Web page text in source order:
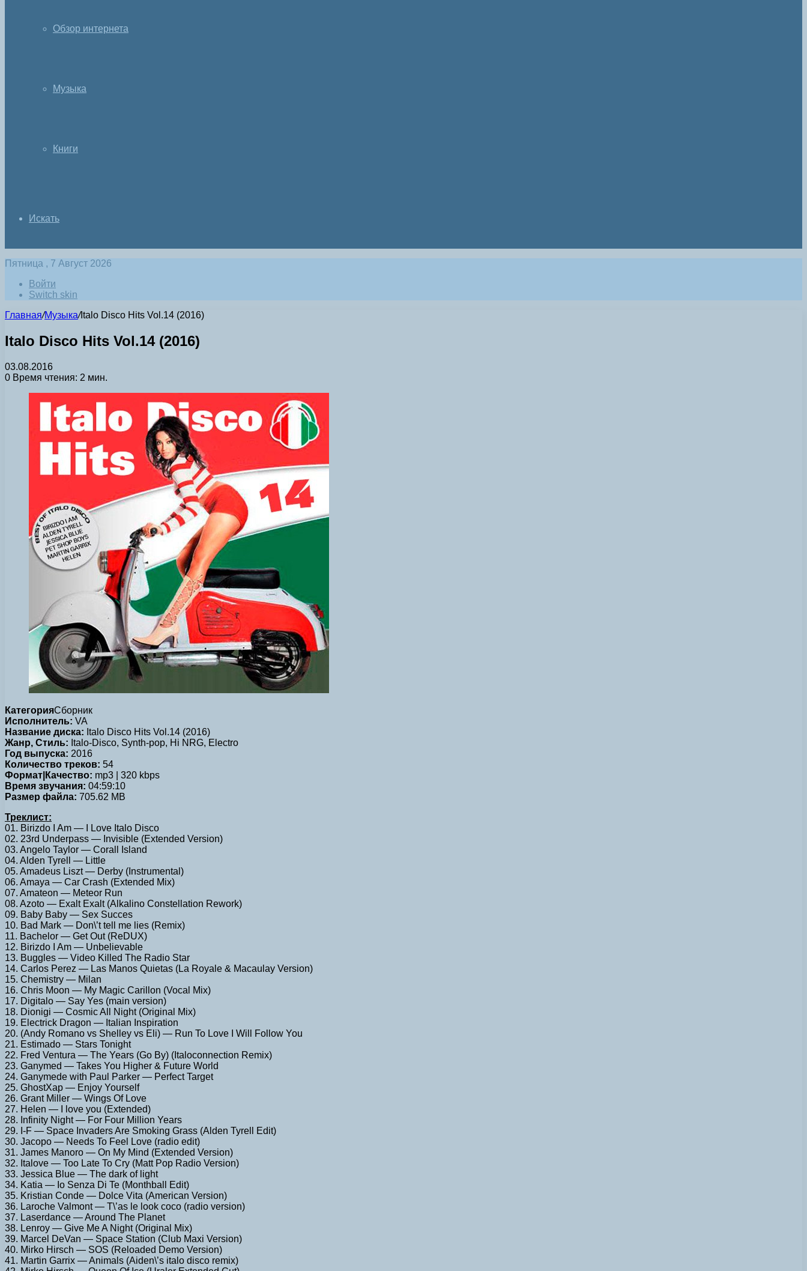
Обзор интернета
Музыка
Книги
Искать
Пятница , 7 Август 2026
Войти
Switch skin
Главная/Музыка/Italo Disco Hits Vol.14 (2016)
Italo Disco Hits Vol.14 (2016)
03.08.2016
0 Время чтения: 2 мин.
КатегорияСборник
Исполнитель: VA
Название диска: Italo Disco Hits Vol.14 (2016)
Жанр, Стиль: Italo-Disco, Synth-pop, Hi NRG, Electro
Год выпуска: 2016
Количество треков: 54
Формат|Качество: mp3 | 320 kbps
Время звучания: 04:59:10
Размер файла: 705.62 MB
Треклист:
01. Birizdo I Am — I Love Italo Disco
02. 23rd Underpass — Invisible (Extended Version)
03. Angelo Taylor — Corall Island
04. Alden Tyrell — Little
05. Amadeus Liszt — Derby (Instrumental)
06. Amaya — Car Crash (Extended Mix)
07. Amateon — Meteor Run
08. Azoto — Exalt Exalt (Alkalino Constellation Rework)
09. Baby Baby — Sex Succes
10. Bad Mark — Don\’t tell me lies (Remix)
11. Bachelor — Get Out (ReDUX)
12. Birizdo I Am — Unbelievable
13. Buggles — Video Killed The Radio Star
14. Carlos Perez — Las Manos Quietas (La Royale & Macaulay Version)
15. Chemistry — Milan
16. Chris Moon — My Magic Carillon (Vocal Mix)
17. Digitalo — Say Yes (main version)
18. Dionigi — Cosmic All Night (Original Mix)
19. Electrick Dragon — Italian Inspiration
20. (Andy Romano vs Shelley vs Eli) — Run To Love I Will Follow You
21. Estimado — Stars Tonight
22. Fred Ventura — The Years (Go By) (Italoconnection Remix)
23. Ganymed — Takes You Higher & Future World
24. Ganymede with Paul Parker — Perfect Target
25. GhostXap — Enjoy Yourself
26. Grant Miller — Wings Of Love
27. Helen — I love you (Extended)
28. Infinity Night — For Four Million Years
29. I-F — Space Invaders Are Smoking Grass (Alden Tyrell Edit)
30. Jacopo — Needs To Feel Love (radio edit)
31. James Manoro — On My Mind (Extended Version)
32. Italove — Too Late To Cry (Matt Pop Radio Version)
33. Jessica Blue — The dark of light
34. Katia — Io Senza Di Te (Monthball Edit)
35. Kristian Conde — Dolce Vita (American Version)
36. Laroche Valmont — T\’as le look coco (radio version)
37. Laserdance — Around The Planet
38. Lenroy — Give Me A Night (Original Mix)
39. Marcel DeVan — Space Station (Club Maxi Version)
40. Mirko Hirsch — SOS (Reloaded Demo Version)
41. Martin Garrix — Animals (Aiden\’s italo disco remix)